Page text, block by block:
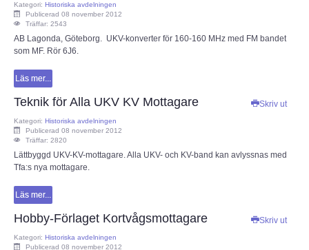
Kategori: Historiska avdelningen
Publicerad 08 november 2012
Träffar: 2543
AB Lagonda, Göteborg. UKV-konverter för 160-160 MHz med FM bandet
som MF. Rör 6J6.
Läs mer...
Skriv ut
Teknik för Alla UKV KV Mottagare
Kategori: Historiska avdelningen
Publicerad 08 november 2012
Träffar: 2820
Lättbyggd UKV-KV-mottagare. Alla UKV- och KV-band kan avlyssnas med
Tfa:s nya mottagare.
Läs mer...
Skriv ut
Hobby-Förlaget Kortvågsmottagare
Kategori: Historiska avdelningen
Publicerad 08 november 2012